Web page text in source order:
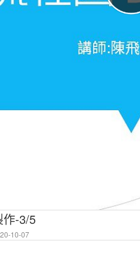
作-3/5
10-07